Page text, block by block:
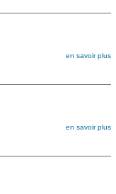
en savoir plus
en savoir plus